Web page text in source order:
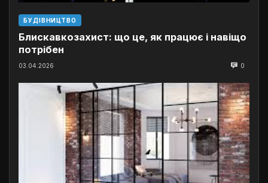
БУДІВНИЦТВО
Блискавкозахист: що це, як працює і навіщо
потрібен
03.04.2026 0